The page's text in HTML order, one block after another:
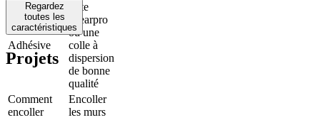
Adhésive
Arte
Clearpro
ou une
colle à
dispersion
de bonne
qualité
Comment
encoller
Encoller
les murs
Regardez
toutes les
caractéristiques
Projets